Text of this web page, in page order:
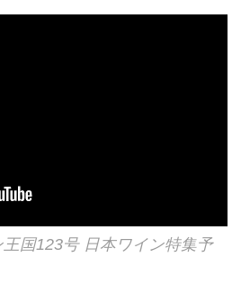
王国123号 日本ワイン特集予